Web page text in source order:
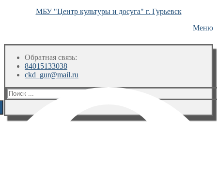
МБУ "Центр культуры и досуга" г. Гурьевск
Меню
Обратная связь:
84015133038
ckd_gur@mail.ru
Искать: